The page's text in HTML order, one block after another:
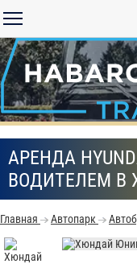
АРЕНДА
ВОДИТЕЛЕМ В
Главная Автопарк